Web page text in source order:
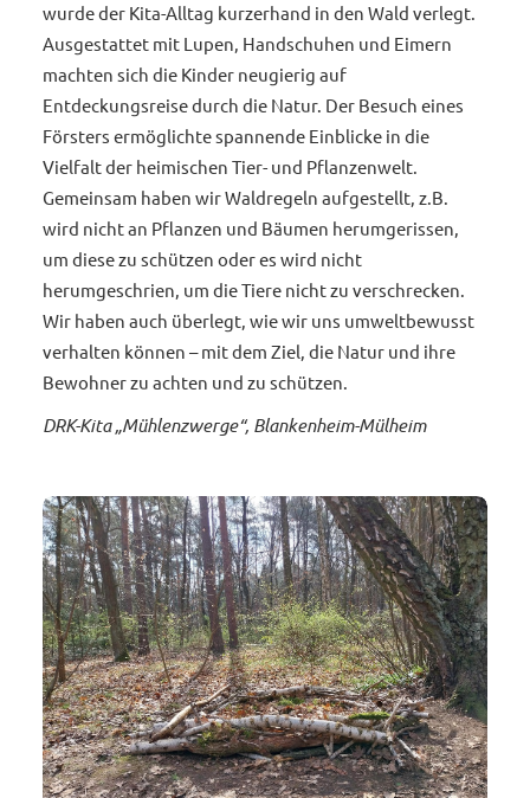
wurde der Kita-Alltag kurzerhand in den Wald verlegt.
Ausgestattet mit Lupen, Handschuhen und Eimern
machten sich die Kinder neugierig auf
Entdeckungsreise durch die Natur. Der Besuch eines
Försters ermöglichte spannende Einblicke in die
Vielfalt der heimischen Tier- und Pflanzenwelt.
Gemeinsam haben wir Waldregeln aufgestellt, z.B.
wird nicht an Pflanzen und Bäumen herumgerissen,
um diese zu schützen oder es wird nicht
herumgeschrien, um die Tiere nicht zu verschrecken.
Wir haben auch überlegt, wie wir uns umweltbewusst
verhalten können – mit dem Ziel, die Natur und ihre
Bewohner zu achten und zu schützen.
DRK-Kita „Mühlenzwerge“, Blankenheim-Mülheim